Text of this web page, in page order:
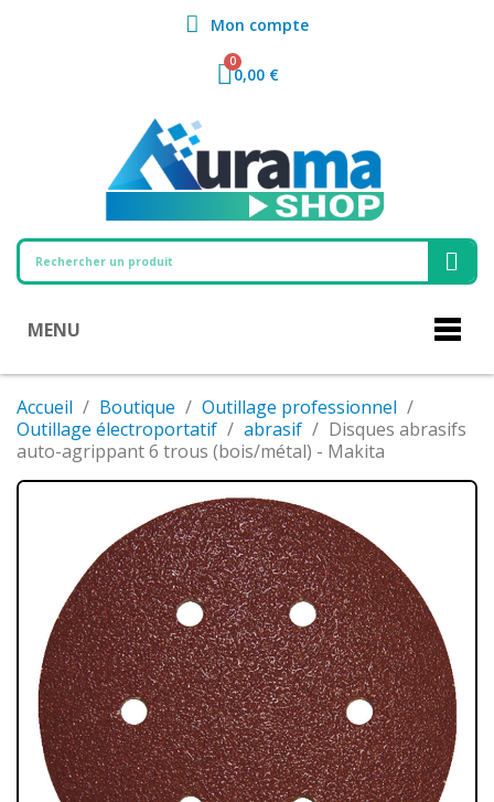
Mon compte
0,00 €
MENU
Accueil Boutique
Outillage professionnel
Outillage électroportatif
abrasif
Disques abrasifs
auto-agrippant 6 trous (bois/métal) - Makita